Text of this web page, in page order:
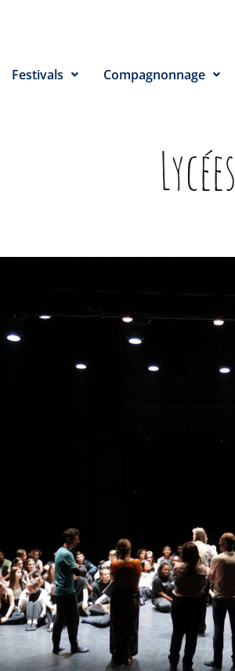
Festivals Compagnonnage
Lycées